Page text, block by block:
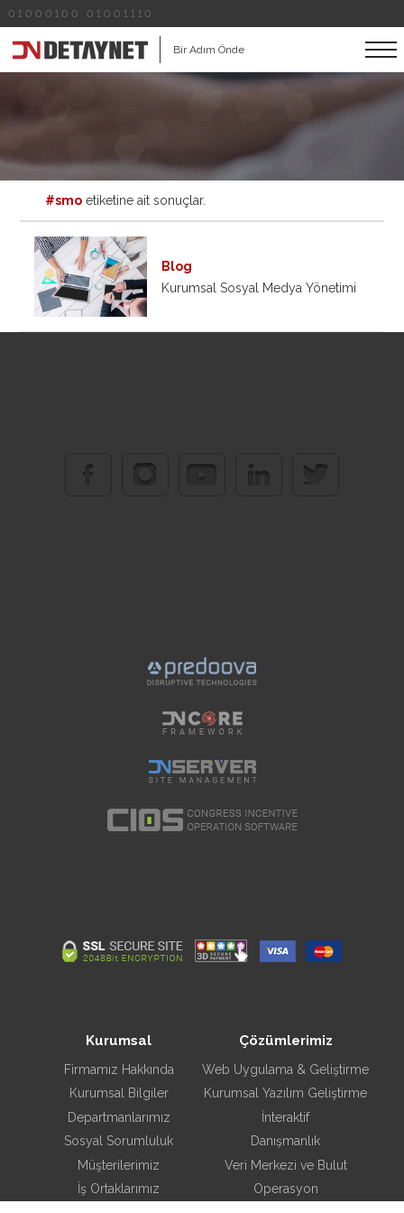
01000100 01001110
Bir Adım Önde
#smo etiketine ait sonuçlar.
Blog
Kurumsal Sosyal Medya Yönetimi
Kurumsal
Firmamız Hakkında
Kurumsal Bilgiler
Departmanlarımız
Sosyal Sorumluluk
Müşterilerimiz
İş Ortaklarımız
Çözümlerimiz
Web Uygulama & Geliştirme
Kurumsal Yazılım Geliştirme
İnteraktif
Danışmanlık
Veri Merkezi ve Bulut
Operasyon